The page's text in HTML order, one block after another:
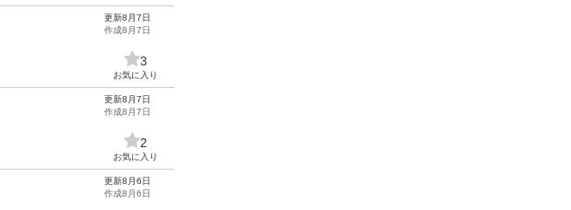
更新8月7日
作成8月7日
3
お気に入り
更新8月7日
作成8月7日
2
お気に入り
更新8月6日
作成8月6日